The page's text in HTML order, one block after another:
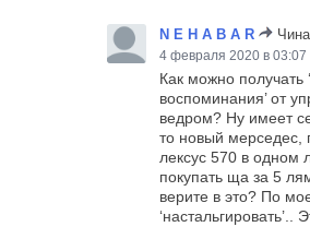
N E H A B A R Чина
4 февраля 2020 в 03:07
Как можно получать
воспоминания’ от
ведром? Ну имеет
то новый мерседес,
лексус 570 в одном
покупать ща за 5
верите в это? По